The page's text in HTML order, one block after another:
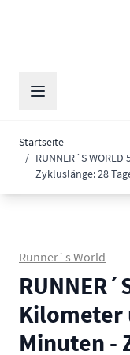
Startseite
/ RUNNER´S
Zykluslänge: 28
Runner`s World
Kilometer
Minuten -